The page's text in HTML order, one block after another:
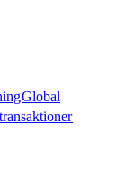
Global